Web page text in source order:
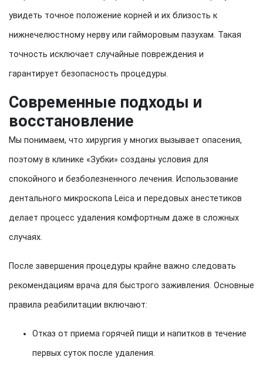
увидеть точное положение корней и их близость к
нижнечелюстному нерву или гайморовым пазухам. Такая
точность исключает случайные повреждения и
гарантирует безопасность процедуры.
Современные подходы и
восстановление
Мы понимаем, что хирургия у многих вызывает опасения,
поэтому в клинике «Зубки» созданы условия для
спокойного и безболезненного лечения. Использование
дентального микроскопа Leica и передовых анестетиков
делает процесс удаления комфортным даже в сложных
случаях.
После завершения процедуры крайне важно следовать
рекомендациям врача для быстрого заживления. Основные
правила реабилитации включают:
Отказ от приема горячей пищи и напитков в течение
первых суток после удаления.